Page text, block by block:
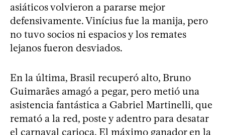
asiáticos volvieron a pararse mejor
defensivamente. Vinícius fue la manija, pero
no tuvo socios ni espacios y los remates
lejanos fueron desviados.
En la última, Brasil recuperó alto, Bruno
Guimarães amagó a pegar, pero metió una
asistencia fantástica a Gabriel Martinelli, que
remató a la red, poste y adentro para desatar
el carnaval carioca. El máximo ganador en la